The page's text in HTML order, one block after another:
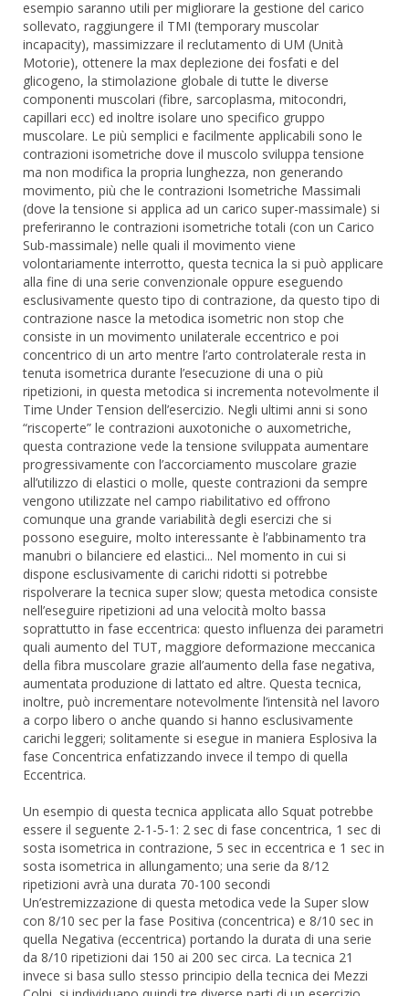
esempio saranno utili per migliorare la gestione del carico
sollevato, raggiungere il TMI (temporary muscolar
incapacity), massimizzare il reclutamento di UM (Unità
Motorie), ottenere la max deplezione dei fosfati e del
glicogeno, la stimolazione globale di tutte le diverse
componenti muscolari (fibre, sarcoplasma, mitocondri,
capillari ecc) ed inoltre isolare uno specifico gruppo
muscolare. Le più semplici e facilmente applicabili sono le
contrazioni isometriche dove il muscolo sviluppa tensione
ma non modifica la propria lunghezza, non generando
movimento, più che le contrazioni Isometriche Massimali
(dove la tensione si applica ad un carico super-massimale) si
preferiranno le contrazioni isometriche totali (con un Carico
Sub-massimale) nelle quali il movimento viene
volontariamente interrotto, questa tecnica la si può applicare
alla fine di una serie convenzionale oppure eseguendo
esclusivamente questo tipo di contrazione, da questo tipo di
contrazione nasce la metodica isometric non stop che
consiste in un movimento unilaterale eccentrico e poi
concentrico di un arto mentre l’arto controlaterale resta in
tenuta isometrica durante l’esecuzione di una o più
ripetizioni, in questa metodica si incrementa notevolmente il
Time Under Tension dell’esercizio. Negli ultimi anni si sono
“riscoperte” le contrazioni auxotoniche o auxometriche,
questa contrazione vede la tensione sviluppata aumentare
progressivamente con l’accorciamento muscolare grazie
all’utilizzo di elastici o molle, queste contrazioni da sempre
vengono utilizzate nel campo riabilitativo ed offrono
comunque una grande variabilità degli esercizi che si
possono eseguire, molto interessante è l’abbinamento tra
manubri o bilanciere ed elastici... Nel momento in cui si
dispone esclusivamente di carichi ridotti si potrebbe
rispolverare la tecnica super slow; questa metodica consiste
nell’eseguire ripetizioni ad una velocità molto bassa
soprattutto in fase eccentrica: questo influenza dei parametri
quali aumento del TUT, maggiore deformazione meccanica
della fibra muscolare grazie all’aumento della fase negativa,
aumentata produzione di lattato ed altre. Questa tecnica,
inoltre, può incrementare notevolmente l’intensità nel lavoro
a corpo libero o anche quando si hanno esclusivamente
carichi leggeri; solitamente si esegue in maniera Esplosiva la
fase Concentrica enfatizzando invece il tempo di quella
Eccentrica.
Un esempio di questa tecnica applicata allo Squat potrebbe
essere il seguente 2-1-5-1: 2 sec di fase concentrica, 1 sec di
sosta isometrica in contrazione, 5 sec in eccentrica e 1 sec in
sosta isometrica in allungamento; una serie da 8/12
ripetizioni avrà una durata 70-100 secondi
Un’estremizzazione di questa metodica vede la Super slow
con 8/10 sec per la fase Positiva (concentrica) e 8/10 sec in
quella Negativa (eccentrica) portando la durata di una serie
da 8/10 ripetizioni dai 150 ai 200 sec circa. La tecnica 21
invece si basa sullo stesso principio della tecnica dei Mezzi